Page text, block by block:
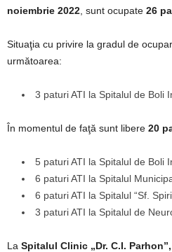
noiembrie 2022 , sunt ocupate 26
Situaţia cu privire la gradul de
următoarea:
3 paturi ATI la Spitalul de Boli
În momentul de faţă sunt libere 20
5 paturi ATI la Spitalul de Boli
6 paturi ATI la Spitalul
6 paturi ATI la Spitalul “Sf.
3 paturi ATI la Spitalul de
La Spitalul Clinic „Dr. C.I. Parhon”,